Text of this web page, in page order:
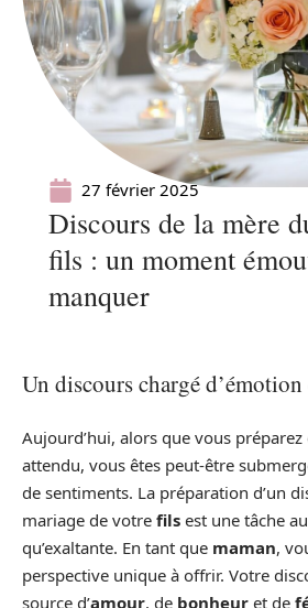
27 février 2025
Discours de la mère
fils : un moment
manquer
Un discours chargé
Aujourd’hui, alors que vous
attendu, vous êtes peut-être
de sentiments. La préparation d’un
mariage de votre fils est une tâche
qu’exaltante. En tant que maman,
perspective unique à offrir. Votre
source d’amour, de bonheur et de